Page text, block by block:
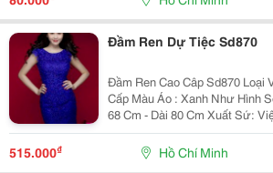
Đầm Ren Dự Tiệc Sd870
Đầm Ren Cao Câp Sd870 Loại Vải : Ren Hoa Nổi Cao
Cấp Màu Áo : Xanh Như Hình Số Đo : Ngực 88 Cm - Eo
68 Cm - Dài 80 Cm Xuất Sứ: Việt Nam Size Sản Phẩm
S: Ngực 80-84 Eo 60-64 Mông 82-86
85-90 Eo 65-70 Mông 87-91 Dai
515.000₫ Hồ Chí Minh